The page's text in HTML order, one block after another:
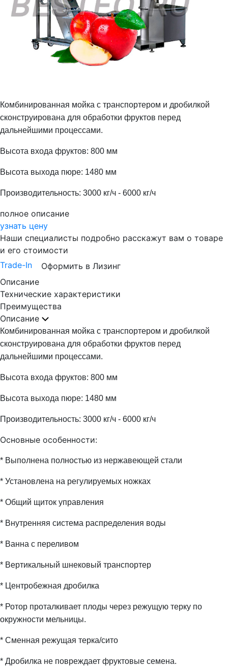
Комбинированная мойка с транспортером и дробилкой
сконструирована для обработки фруктов перед
дальнейшими процессами.
Высота входа фруктов: 800 мм
Высота выхода пюре: 1480 мм
Производительность: 3000 кг/ч - 6000 кг/ч
полное описание
узнать цену
Наши специалисты подробно расскажут вам о товаре
и его стоимости
Trade-In
Оформить в Лизинг
Описание
Технические характеристики
Преимущества
Описание
Комбинированная мойка с транспортером и дробилкой
сконструирована для обработки фруктов перед
дальнейшими процессами.
Высота входа фруктов: 800 мм
Высота выхода пюре: 1480 мм
Производительность: 3000 кг/ч - 6000 кг/ч
Основные особенности:
* Выполнена полностью из нержавеющей стали
* Установлена на регулируемых ножках
* Общий щиток управления
* Внутренняя система распределения воды
* Ванна с переливом
* Вертикальный шнековый транспортер
* Центробежная дробилка
* Ротор проталкивает плоды через режущую терку по
окружности мельницы.
* Сменная режущая терка/сито
* Дробилка не повреждает фруктовые семена.